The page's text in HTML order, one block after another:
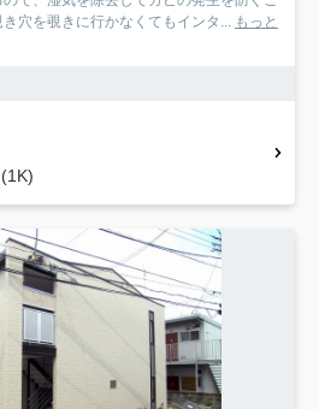
穴を覗きに行かなくてもインタ... もっと